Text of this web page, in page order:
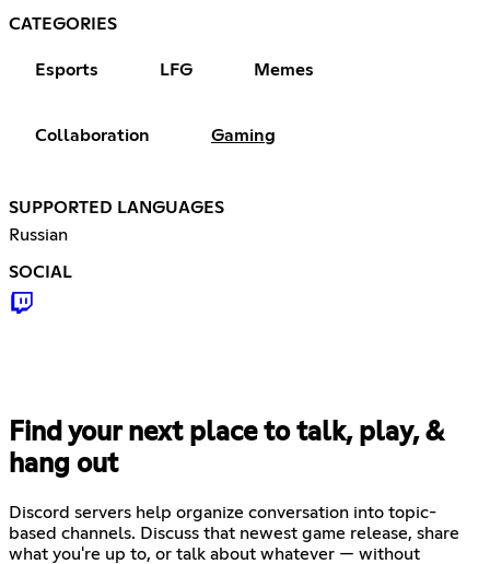
CATEGORIES
Esports LFG Memes
Collaboration Gaming
SUPPORTED LANGUAGES
Russian
SOCIAL
Find your next place to talk, play, &
hang out
Discord servers help organize conversation into topic-
based channels. Discuss that newest game release, share
what you're up to, or talk about whatever — without